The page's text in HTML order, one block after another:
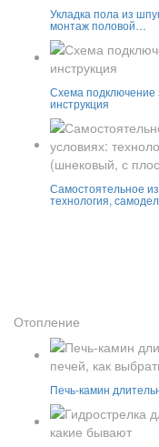
Укладка пола из
монтаж половой…
Схема подключение
инструкция
Самостоятельное
технология,
Отопление
Печь-камин